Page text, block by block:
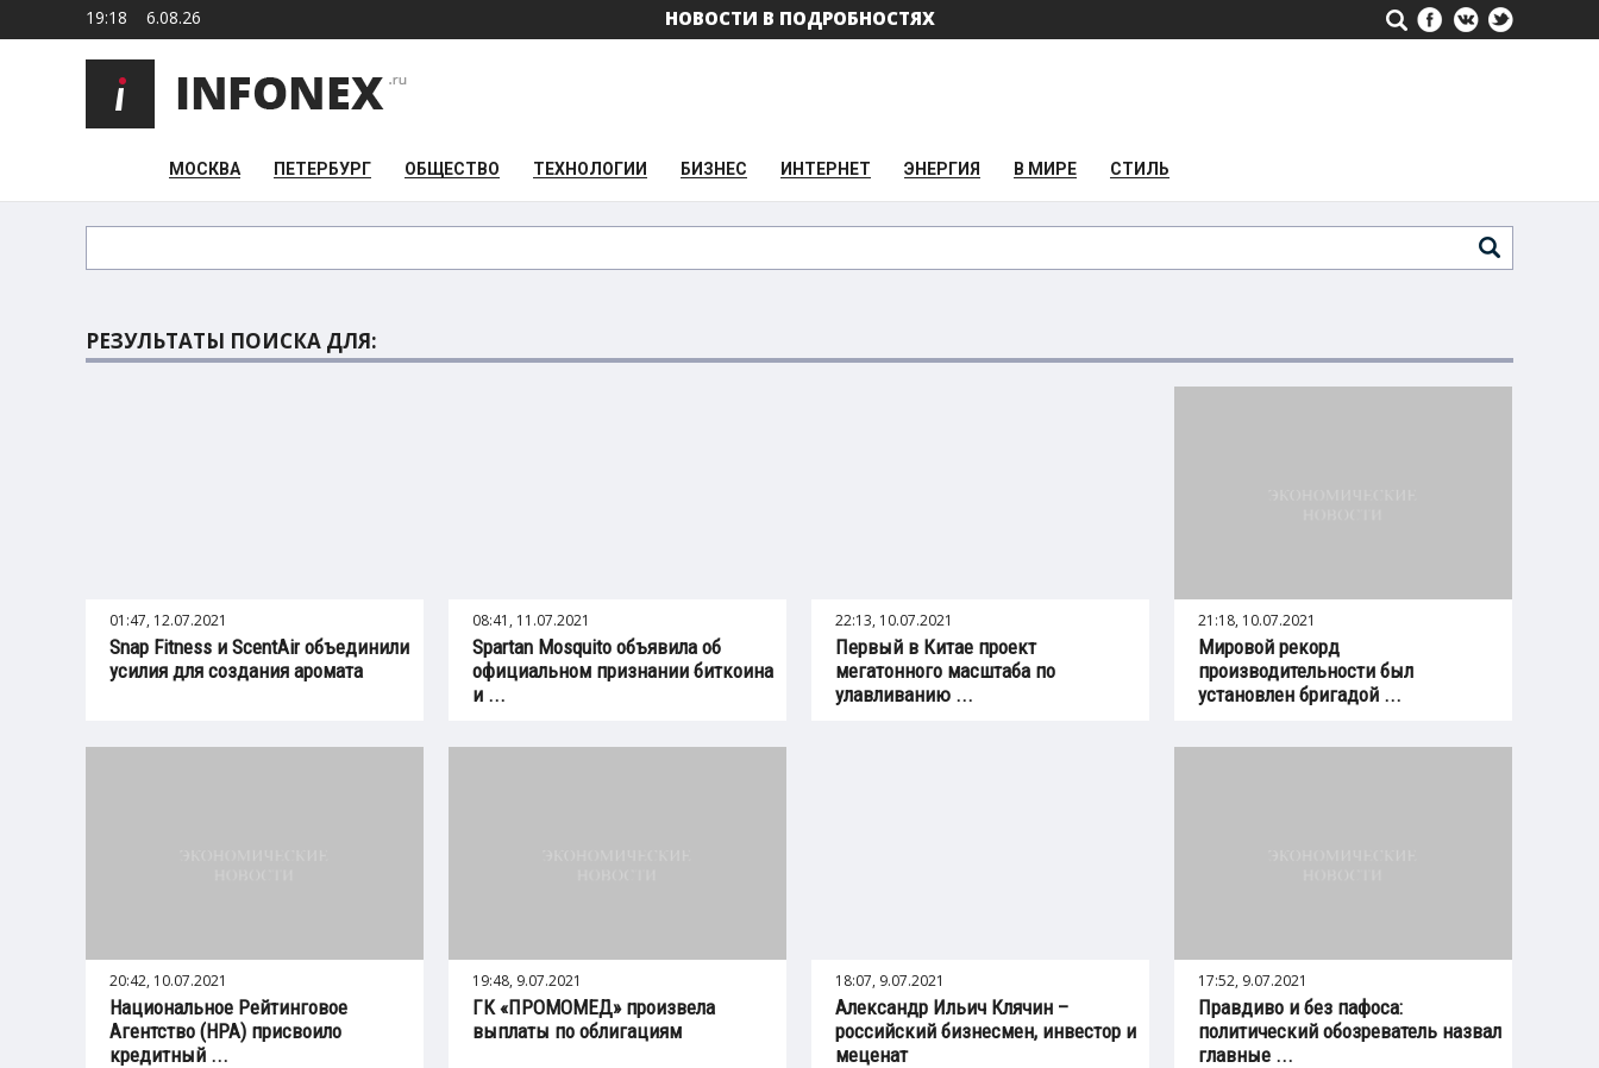
19:18 6.08.26 НОВОСТИ В ПОДРОБНОСТЯХ
МОСКВА ПЕТЕРБУРГ ОБЩЕСТВО ТЕХНОЛОГИИ БИЗНЕС ИНТЕРНЕТ ЭНЕРГИЯ В МИРЕ СТИЛЬ
РЕЗУЛЬТАТЫ ПОИСКА ДЛЯ:
01:47, 12.07.2021
Snap Fitness и ScentAir объединили
усилия для создания аромата
08:41, 11.07.2021
Spartan Mosquito объявила об
официальном признании биткоина
и ...
22:13, 10.07.2021
Первый в Китае проект
мегатонного масштаба по
улавливанию ...
21:18, 10.07.2021
Мировой рекорд
производительности был
установлен бригадой ...
20:42, 10.07.2021
Национальное Рейтинговое
Агентство (НРА) присвоило
кредитный ...
19:48, 9.07.2021
ГК «ПРОМОМЕД» произвела
выплаты по облигациям
18:07, 9.07.2021
Александр Ильич Клячин –
российский бизнесмен, инвестор и
меценат
17:52, 9.07.2021
Правдиво и без пафоса:
политический обозреватель назвал
главные ...